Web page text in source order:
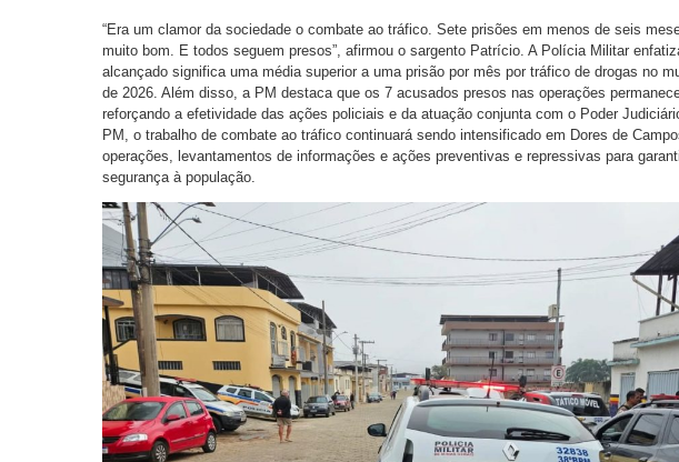
“Era um clamor da sociedade o combate ao tráfico. Sete prisões em menos de seis
muito bom. E todos seguem presos”, afirmou o sargento Patrício. A Polícia Militar
alcançado significa uma média superior a uma prisão por mês por tráfico de drogas no
de 2026. Além disso, a PM destaca que os 7 acusados presos nas operações
reforçando a efetividade das ações policiais e da atuação conjunta com o Poder
PM, o trabalho de combate ao tráfico continuará sendo intensificado em Dores de
operações, levantamentos de informações e ações preventivas e repressivas para
segurança à população.